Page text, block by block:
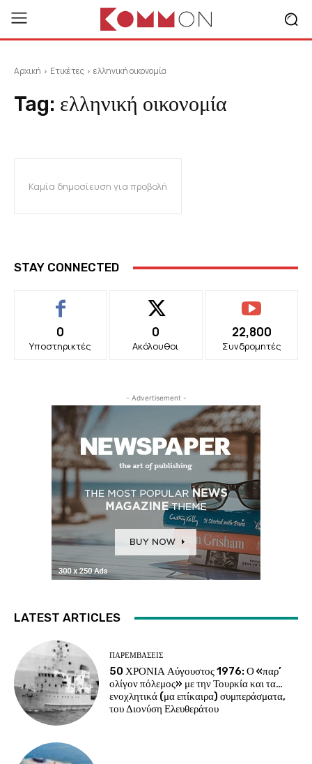
Αρχική Ετικέτες ελληνική οικονομία
Tag: ελληνική οικονομία
Καμία δημοσίευση για προβολή
STAY CONNECTED
0
Υποστηρικτές
0
Ακόλουθοι
22,800
Συνδρομητές
- Advertisement -
LATEST ARTICLES
ΠΑΡΕΜΒΑΣΕΙΣ
50 ΧΡΟΝΙΑ Αύγουστος 1976: Ο «παρ’
ολίγον πόλεμος» με την Τουρκία και τα…
ενοχλητικά (μα επίκαιρα) συμπεράσματα,
του Διονύση Ελευθεράτου